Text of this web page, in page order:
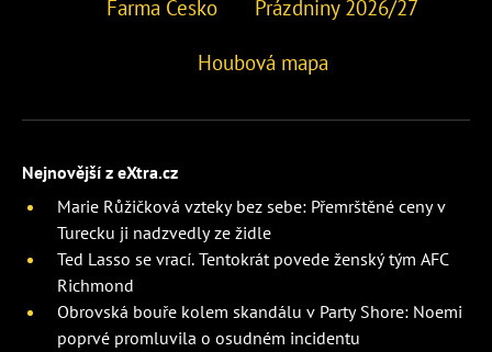
Farma Česko Prázdniny 2026/27
Houbová mapa
Nejnovější z eXtra.cz
Marie Růžičková vzteky bez sebe: Přemrštěné ceny v
Turecku ji nadzvedly ze židle
Ted Lasso se vrací. Tentokrát povede ženský tým AFC
Richmond
Obrovská bouře kolem skandálu v Party Shore: Noemi
poprvé promluvila o osudném incidentu